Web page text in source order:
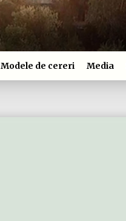
Modele de cereri Media